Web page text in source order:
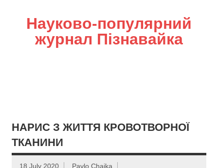
Науково-популярний
журнал Пізнавайка
НАРИС З ЖИТТЯ КРОВОТВОРНОЇ
ТКАНИНИ
18 July 2020 Pavlo Chaika